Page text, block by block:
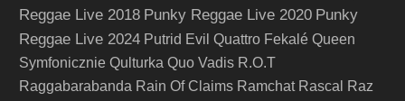
Reggae Live 2018 Punky Reggae Live 2020 Punky
Reggae Live 2024 Putrid Evil Quattro Fekalé Queen
Symfonicznie Qulturka Quo Vadis R.O.T
Raggabarabanda Rain Of Claims Ramchat Rascal
Raz